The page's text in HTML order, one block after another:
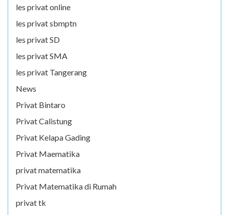
les privat online
les privat sbmptn
les privat SD
les privat SMA
les privat Tangerang
News
Privat Bintaro
Privat Calistung
Privat Kelapa Gading
Privat Maematika
privat matematika
Privat Matematika di Rumah
privat tk